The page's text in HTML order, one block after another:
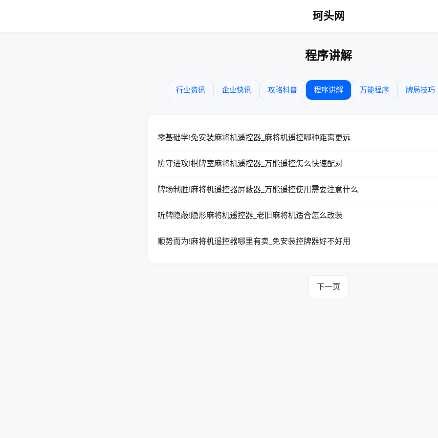
珂头网
程序讲解
行业资讯 企业快讯 攻略科普 程序讲解 万能程序 牌局技巧
零基础学!免安装麻将机遥控器_麻将机遥控哪种距离更远
防守进攻!棋牌室麻将机遥控器_万能遥控怎么快速配对
牌场制胜!麻将机遥控器屏蔽器_万能遥控使用需要注意什么
听牌隐蔽!隐形麻将机遥控器_老旧麻将机适合怎么改装
顺势而为!麻将机遥控器哪里有卖_免安装控牌器好不好用
下一页